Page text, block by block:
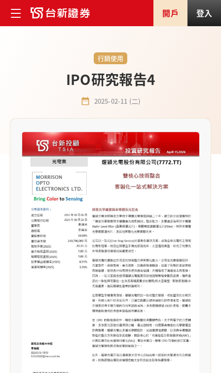
開戶 登入
行銷使用
IPO研究報告4
2025-02-11 (二)